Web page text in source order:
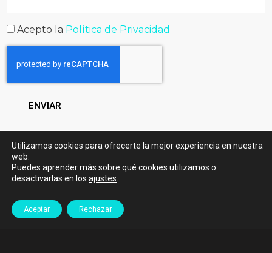
Acepto la Política de Privacidad
ENVIAR
© 2020Colegio Mayor Larraona Claretby BdR
Comunicación y Marketing
Política de Cookies
Canal de denuncias
Utilizamos cookies para ofrecerte la mejor experiencia en nuestra
web.
Puedes aprender más sobre qué cookies utilizamos o
desactivarlas en los ajustes
Aceptar Rechazar